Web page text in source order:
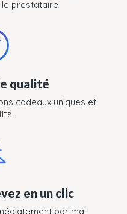
prestataire
qualité
cadeaux uniques et
en un clic
par mail